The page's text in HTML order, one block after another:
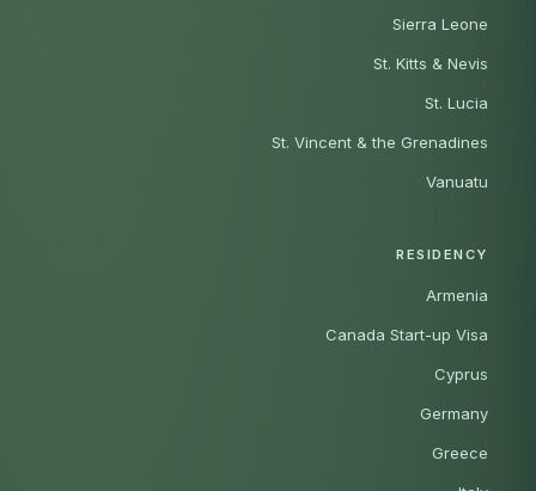
Sierra Leone
St. Kitts & Nevis
St. Lucia
St. Vincent & the Grenadines
Vanuatu
RESIDENCY
Armenia
Canada Start-up Visa
Cyprus
Germany
Greece